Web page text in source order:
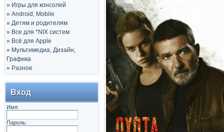
» Игры для консолей
» Android, Mobile
» Детям и родителям
» Все для *NIX систем
» Всё для Apple
» Мультимедиа, Дизайн,
Графика
» Разное
Вход
Имя:
Пароль: